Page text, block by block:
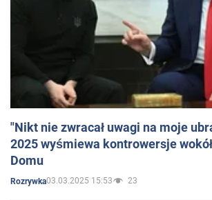
"Nikt nie zwracał uwagi na moje
2025 wyśmiewa kontrowersje
Domu
Rozrywka03.03.2025 15:53 23